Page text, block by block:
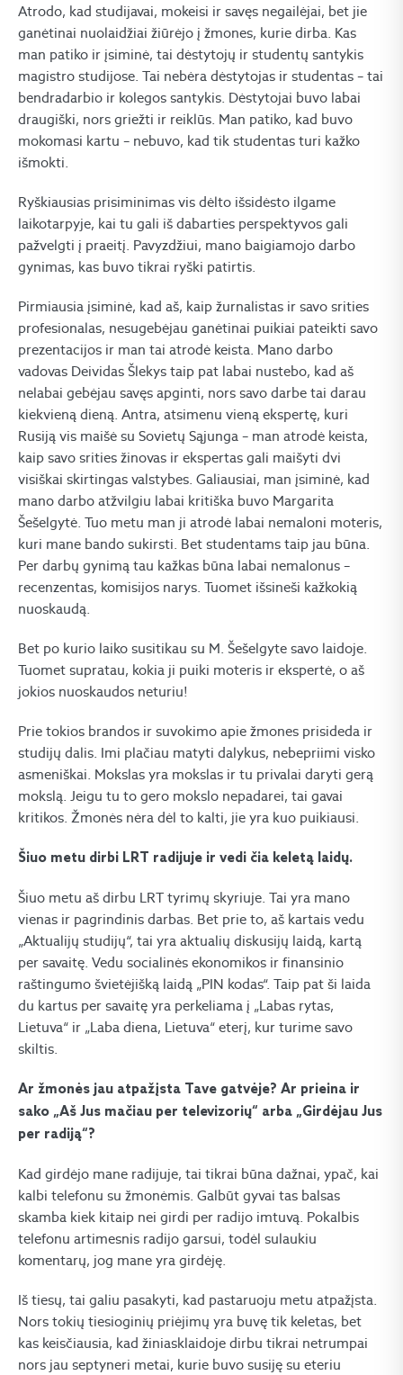
Atrodo, kad studijavai, mokeisi ir savęs negailėjai, bet jie
ganėtinai nuolaidžiai žiūrėjo į žmones, kurie dirba. Kas
man patiko ir įsiminė, tai dėstytojų ir studentų santykis
magistro studijose. Tai nebėra dėstytojas ir studentas – tai
bendradarbio ir kolegos santykis. Dėstytojai buvo labai
draugiški, nors griežti ir reiklūs. Man patiko, kad buvo
mokomasi kartu – nebuvo, kad tik studentas turi kažko
išmokti.
Ryškiausias prisiminimas vis dėlto išsidėsto ilgame
laikotarpyje, kai tu gali iš dabarties perspektyvos gali
pažvelgti į praeitį. Pavyzdžiui, mano baigiamojo darbo
gynimas, kas buvo tikrai ryški patirtis.
Pirmiausia įsiminė, kad aš, kaip žurnalistas ir savo srities
profesionalas, nesugebėjau ganėtinai puikiai pateikti savo
prezentacijos ir man tai atrodė keista. Mano darbo
vadovas Deividas Šlekys taip pat labai nustebo, kad aš
nelabai gebėjau savęs apginti, nors savo darbe tai darau
kiekvieną dieną. Antra, atsimenu vieną ekspertę, kuri
Rusiją vis maišė su Sovietų Sąjunga – man atrodė keista,
kaip savo srities žinovas ir ekspertas gali maišyti dvi
visiškai skirtingas valstybes. Galiausiai, man įsiminė, kad
mano darbo atžvilgiu labai kritiška buvo Margarita
Šešelgytė. Tuo metu man ji atrodė labai nemaloni moteris,
kuri mane bando sukirsti. Bet studentams taip jau būna.
Per darbų gynimą tau kažkas būna labai nemalonus –
recenzentas, komisijos narys. Tuomet išsineši kažkokią
nuoskaudą.
Bet po kurio laiko susitikau su M. Šešelgyte savo laidoje.
Tuomet supratau, kokia ji puiki moteris ir ekspertė, o aš
jokios nuoskaudos neturiu!
Prie tokios brandos ir suvokimo apie žmones prisideda ir
studijų dalis. Imi plačiau matyti dalykus, nebepriimi visko
asmeniškai. Mokslas yra mokslas ir tu privalai daryti gerą
mokslą. Jeigu tu to gero mokslo nepadarei, tai gavai
kritikos. Žmonės nėra dėl to kalti, jie yra kuo puikiausi.
Šiuo metu dirbi LRT radijuje ir vedi čia keletą laidų.
Šiuo metu aš dirbu LRT tyrimų skyriuje. Tai yra mano
vienas ir pagrindinis darbas. Bet prie to, aš kartais vedu
„Aktualijų studijų“, tai yra aktualių diskusijų laidą, kartą
per savaitę. Vedu socialinės ekonomikos ir finansinio
raštingumo švietėjišką laidą „PIN kodas“. Taip pat ši laida
du kartus per savaitę yra perkeliama į „Labas rytas,
Lietuva“ ir „Laba diena, Lietuva“ eterį, kur turime savo
skiltis.
Ar žmonės jau atpažįsta Tave gatvėje? Ar prieina ir
sako „Aš Jus mačiau per televizorių“ arba „Girdėjau Jus
per radiją“?
Kad girdėjo mane radijuje, tai tikrai būna dažnai, ypač, kai
kalbi telefonu su žmonėmis. Galbūt gyvai tas balsas
skamba kiek kitaip nei girdi per radijo imtuvą. Pokalbis
telefonu artimesnis radijo garsui, todėl sulaukiu
komentarų, jog mane yra girdėję.
Iš tiesų, tai galiu pasakyti, kad pastaruoju metu atpažįsta.
Nors tokių tiesioginių priėjimų yra buvę tik keletas, bet
kas keisčiausia, kad žiniasklaidoje dirbu tikrai netrumpai
nors jau septyneri metai, kurie buvo susiję su eteriu